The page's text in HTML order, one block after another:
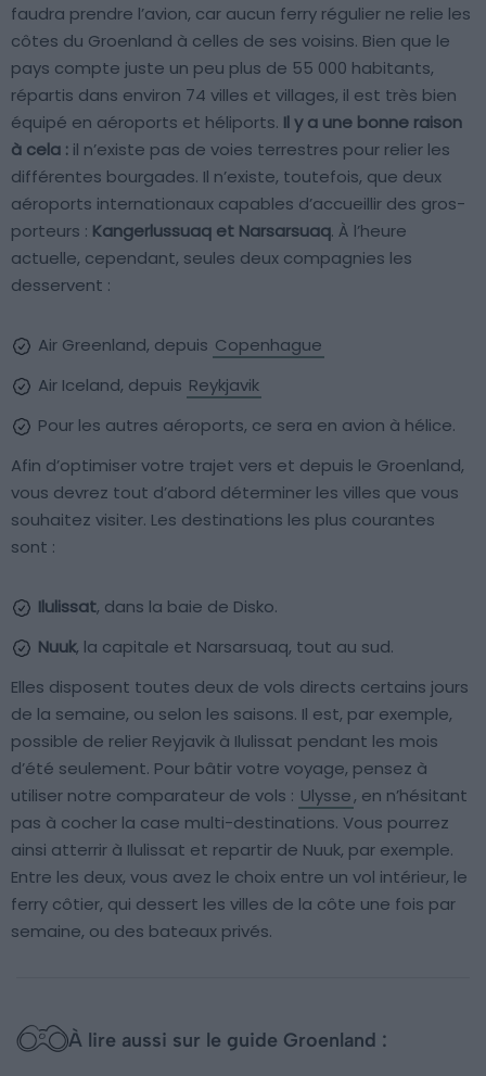
faudra prendre l’avion, car aucun ferry régulier ne relie les
côtes du Groenland à celles de ses voisins. Bien que le
pays compte juste un peu plus de 55 000 habitants,
répartis dans environ 74 villes et villages, il est très bien
équipé en aéroports et héliports. Il y a une bonne raison
à cela : il n’existe pas de voies terrestres pour relier les
différentes bourgades. Il n’existe, toutefois, que deux
aéroports internationaux capables d’accueillir des gros-
porteurs : Kangerlussuaq et Narsarsuaq. À l’heure
actuelle, cependant, seules deux compagnies les
desservent :
Air Greenland, depuis Copenhague
Air Iceland, depuis Reykjavik
Pour les autres aéroports, ce sera en avion à hélice.
Afin d’optimiser votre trajet vers et depuis le Groenland,
vous devrez tout d’abord déterminer les villes que vous
souhaitez visiter. Les destinations les plus courantes
sont :
Ilulissat, dans la baie de Disko.
Nuuk, la capitale et Narsarsuaq, tout au sud.
Elles disposent toutes deux de vols directs certains jours
de la semaine, ou selon les saisons. Il est, par exemple,
possible de relier Reyjavik à Ilulissat pendant les mois
d’été seulement. Pour bâtir votre voyage, pensez à
utiliser notre comparateur de vols : Ulysse, en n’hésitant
pas à cocher la case multi-destinations. Vous pourrez
ainsi atterrir à Ilulissat et repartir de Nuuk, par exemple.
Entre les deux, vous avez le choix entre un vol intérieur, le
ferry côtier, qui dessert les villes de la côte une fois par
semaine, ou des bateaux privés.
À lire aussi sur le guide Groenland :